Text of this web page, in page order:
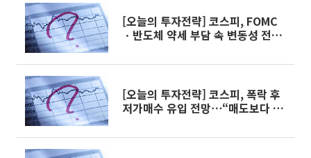
[오늘의 투자전략] 코스피, FOMC
ㆍ반도체 약세 부담 속 변동성 전
[오늘의 투자전략] 코스피, 폭락 후
저가매수 유입 전망⋯“매도보다 보